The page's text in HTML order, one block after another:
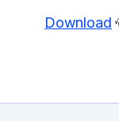
Download